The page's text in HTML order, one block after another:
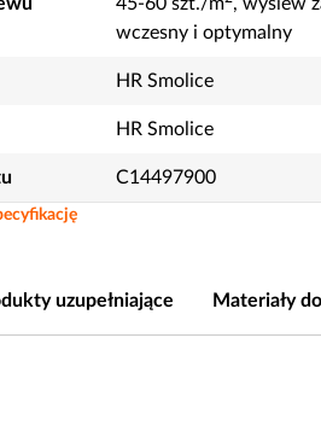
wczesny i optymalny
HR Smolice
HR Smolice
C14497900
uzupełniające Materiały